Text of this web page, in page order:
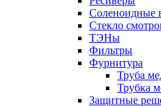
Соленоидные
Стекло
ТЭНы
Фильтры
Фурнитура
Труба
Трубка
Защитные